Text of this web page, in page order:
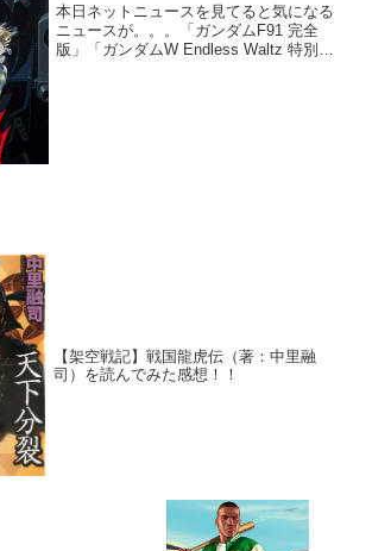
本日ネットニュースを見てると気になる
ニュースが。。。「ガンダムF91 完全
版」「ガンダムW Endless Waltz 特別
【架空戦記】戦国龍虎伝（著：中里融
司）を読んでみた感想！！